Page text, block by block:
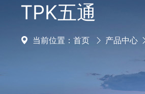
TPK五通
当前位置：首页 产品中心